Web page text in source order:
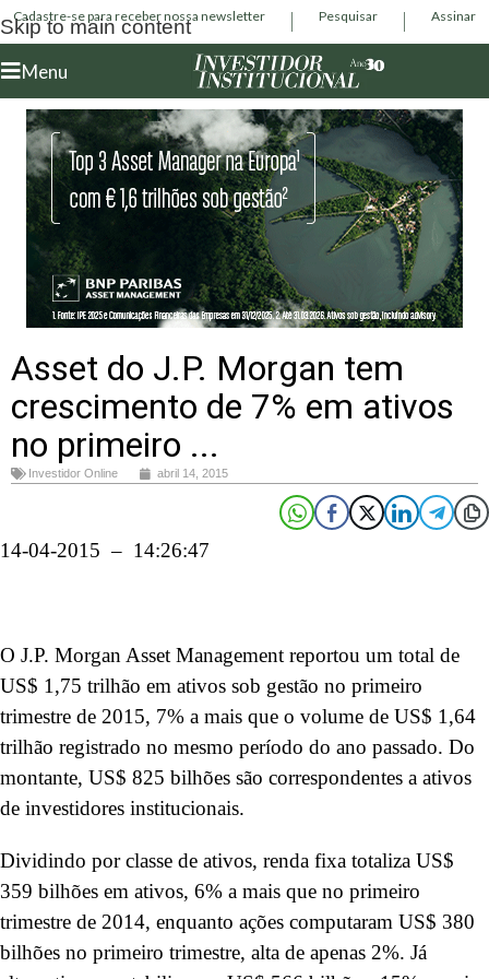
Skip to main content
Cadastre-se para receber nossa newsletter Pesquisar Assinar
Menu
Asset do J.P. Morgan tem
crescimento de 7% em ativos
no primeiro ...
Investidor Online abril 14, 2015
14-04-2015 – 14:26:47
O J.P. Morgan Asset Management reportou um total de
US$ 1,75 trilhão em ativos sob gestão no primeiro
trimestre de 2015, 7% a mais que o volume de US$ 1,64
trilhão registrado no mesmo período do ano passado. Do
montante, US$ 825 bilhões são correspondentes a ativos
de investidores institucionais.
Dividindo por classe de ativos, renda fixa totaliza US$
359 bilhões em ativos, 6% a mais que no primeiro
trimestre de 2014, enquanto ações computaram US$ 380
bilhões no primeiro trimestre, alta de apenas 2%. Já